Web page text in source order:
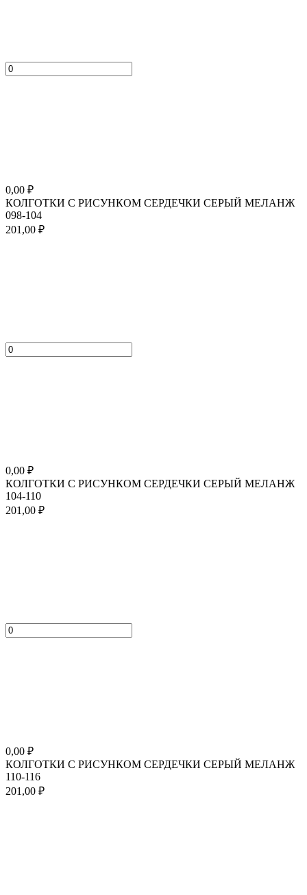
0,00 ₽
КОЛГОТКИ С РИСУНКОМ СЕРДЕЧКИ СЕРЫЙ МЕЛАНЖ
098-104
201,00 ₽
0,00 ₽
КОЛГОТКИ С РИСУНКОМ СЕРДЕЧКИ СЕРЫЙ МЕЛАНЖ
104-110
201,00 ₽
0,00 ₽
КОЛГОТКИ С РИСУНКОМ СЕРДЕЧКИ СЕРЫЙ МЕЛАНЖ
110-116
201,00 ₽